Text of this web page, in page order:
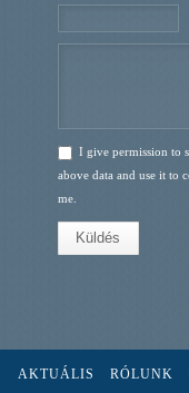
I give permission to
above data and use it to
me.
Küldés
AKTUÁLIS RÓLUNK